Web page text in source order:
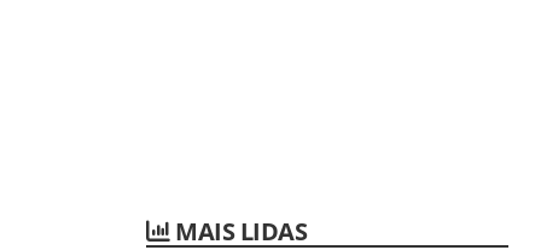
MAIS LIDAS